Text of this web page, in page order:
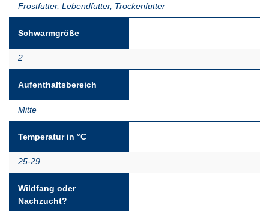
Frostfutter, Lebendfutter, Trockenfutter
Schwarmgröße
2
Aufenthaltsbereich
Mitte
Temperatur in °C
25-29
Wildfang oder
Nachzucht?